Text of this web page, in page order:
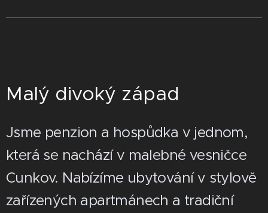
Malý divoký západ
Jsme penzion a hospůdka v jednom,
která se nachází v malebné vesničce
Cunkov. Nabízíme ubytování v stylově
zařízených apartmánech a tradiční